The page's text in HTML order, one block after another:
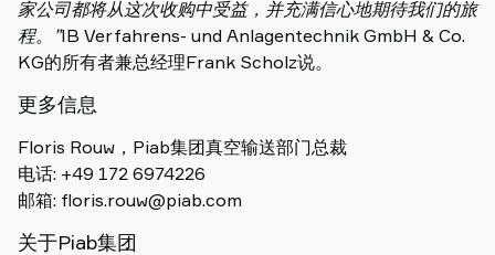
家公司都将从这次收购中受益，并充满信心地期待我们的旅
程。”IB Verfahrens- und Anlagentechnik GmbH & Co.
KG的所有者兼总经理Frank Scholz说。
更多信息
Floris Rouw，Piab集团真空输送部门总裁
电话: +49 172 6974226
邮箱: floris.rouw@piab.com
关于Piab集团